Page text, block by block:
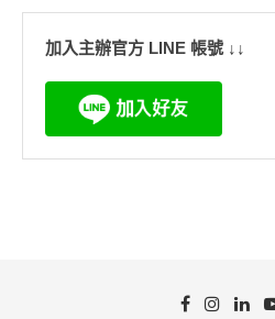
加入主辦官方 LINE 帳號 ↓↓